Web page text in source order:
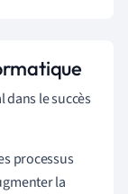
le succès
processus
la